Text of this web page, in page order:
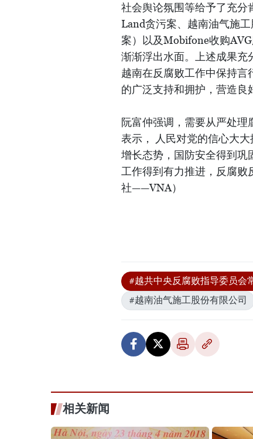
社会舆论氛围等给予了充分
Land贪污案、越南油气施
案）以及Mobifone收购
渐渐浮出水面。上述成果充
越南在反腐败工作中保持言
的广泛支持和拥护，营造良
阮富仲强调，需要从严处
表示， 人民对党的信心大
增长态势，国防安全得到巩
工作得到有力推进，反腐败
社——VNA）
#越共中央反腐败指导委员会
#越南油气施工股份有限公司
相关新闻